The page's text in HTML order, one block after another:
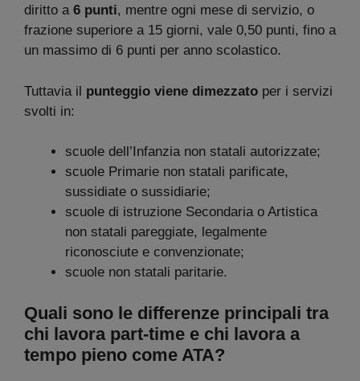
diritto a 6 punti, mentre ogni mese di servizio, o
frazione superiore a 15 giorni, vale 0,50 punti, fino a
un massimo di 6 punti per anno scolastico.
Tuttavia il punteggio viene dimezzato per i servizi
svolti in:
scuole dell’Infanzia non statali autorizzate;
scuole Primarie non statali parificate,
sussidiate o sussidiarie;
scuole di istruzione Secondaria o Artistica
non statali pareggiate, legalmente
riconosciute e convenzionate;
scuole non statali paritarie.
Quali sono le differenze principali tra
chi lavora part-time e chi lavora a
tempo pieno come ATA?